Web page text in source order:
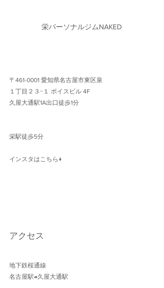
栄パーソナルジムNAKED
〒461-0001 愛知県名古屋市東区泉
１丁目２３−１ ボイスビル 4F
久屋大通駅1A出口徒歩1分
栄駅徒歩5分
インスタはこちら↓
アクセス
地下鉄桜通線
名古屋駅→久屋大通駅